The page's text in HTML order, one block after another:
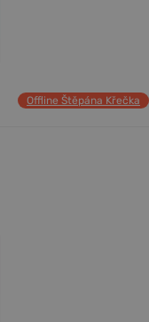
Offline Štěpána Křečka